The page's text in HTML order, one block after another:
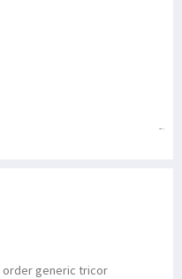
order generic tricor